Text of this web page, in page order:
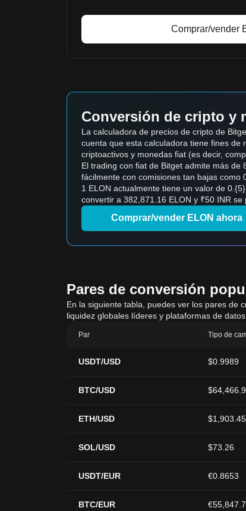
Comprar/vender
Conversión de cripto y
La calculadora de precios de cripto de
cuenta que esta calculadora tiene fines de
criptoactivos y monedas fiat (es decir,
El trading con fiat de Bitget admite más
fácilmente con comisiones tan bajas como
1 ELON actualmente tiene un valor de
convertir a 382,871.16 ELON y ₹50 INR
Comprar/vender ELON ahora
Pares de conversión
En la siguiente tabla, puedes ver los pares de
liquidez globales líderes y plataformas de
Par Tipo de
USDT/USD $0.9989
BTC/USD
ETH/USD $1,903.45
SOL/USD $73.26
USDT/EUR €0.8653
BTC/EUR